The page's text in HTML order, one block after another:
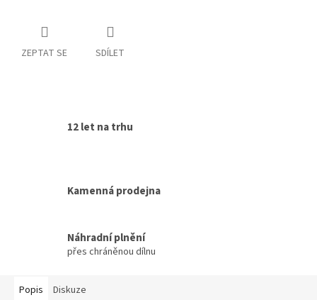
ZEPTAT SE SDÍLET
12 let na trhu
Kamenná prodejna
Náhradní plnění
přes chráněnou dílnu
Popis Diskuze